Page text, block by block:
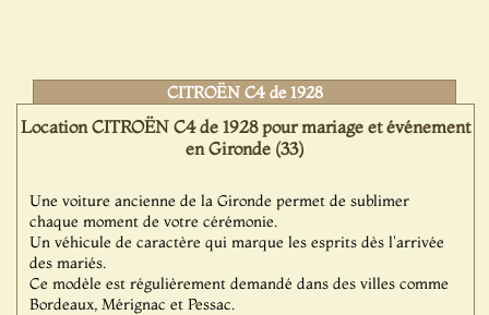
CITROËN C4 de 1928
Location CITROËN C4 de 1928 pour mariage et événement
en Gironde (33)
Une voiture ancienne de la Gironde permet de sublimer
chaque moment de votre cérémonie.
Un véhicule de caractère qui marque les esprits dès l'arrivée
des mariés.
Ce modèle est régulièrement demandé dans des villes comme
Bordeaux, Mérignac et Pessac.